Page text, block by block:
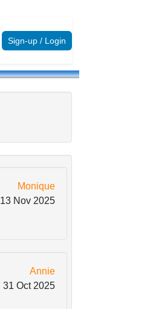
Sign-up / Login
Monique
13 Nov 2025
Annie
31 Oct 2025